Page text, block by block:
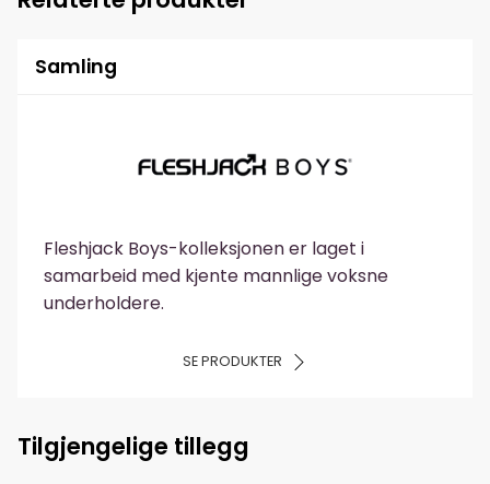
Samling
Fleshjack Boys-kolleksjonen er laget i
samarbeid med kjente mannlige voksne
underholdere.
SE PRODUKTER
Tilgjengelige tillegg